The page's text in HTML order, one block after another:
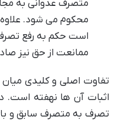
متصرف عدوانی به
محکوم می شود.
است حکم به رفع تصرف
ممانعت از حق نیز
تفاوت اصلی و کلیدی
اثبات آن ها نهفته است.
تصرف به متصرف سابق و